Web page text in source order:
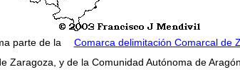
parte de la Comarca delimitación Comarcal de
Zaragoza, y de la Comunidad Autónoma de Aragón.